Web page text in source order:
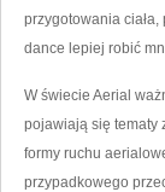
przygotowania
dance lepiej robić
W świecie Aerial
pojawiają się tematy
formy ruchu
przypadkowego